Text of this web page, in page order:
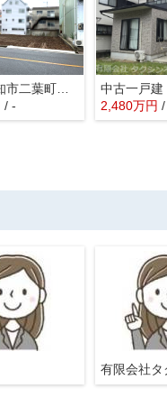
売地 高知市二葉町 ＠25万
/ - 2,480万円